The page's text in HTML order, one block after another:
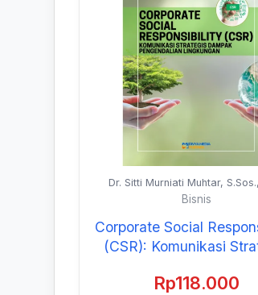
Dr. Sitti Murniati Muhtar,
M.I.Kom., Prof. Dr. Andi
M.Sc.
Bisnis
Corporate Social
(CSR): Komunikasi
Lingkungan
Rp118.000